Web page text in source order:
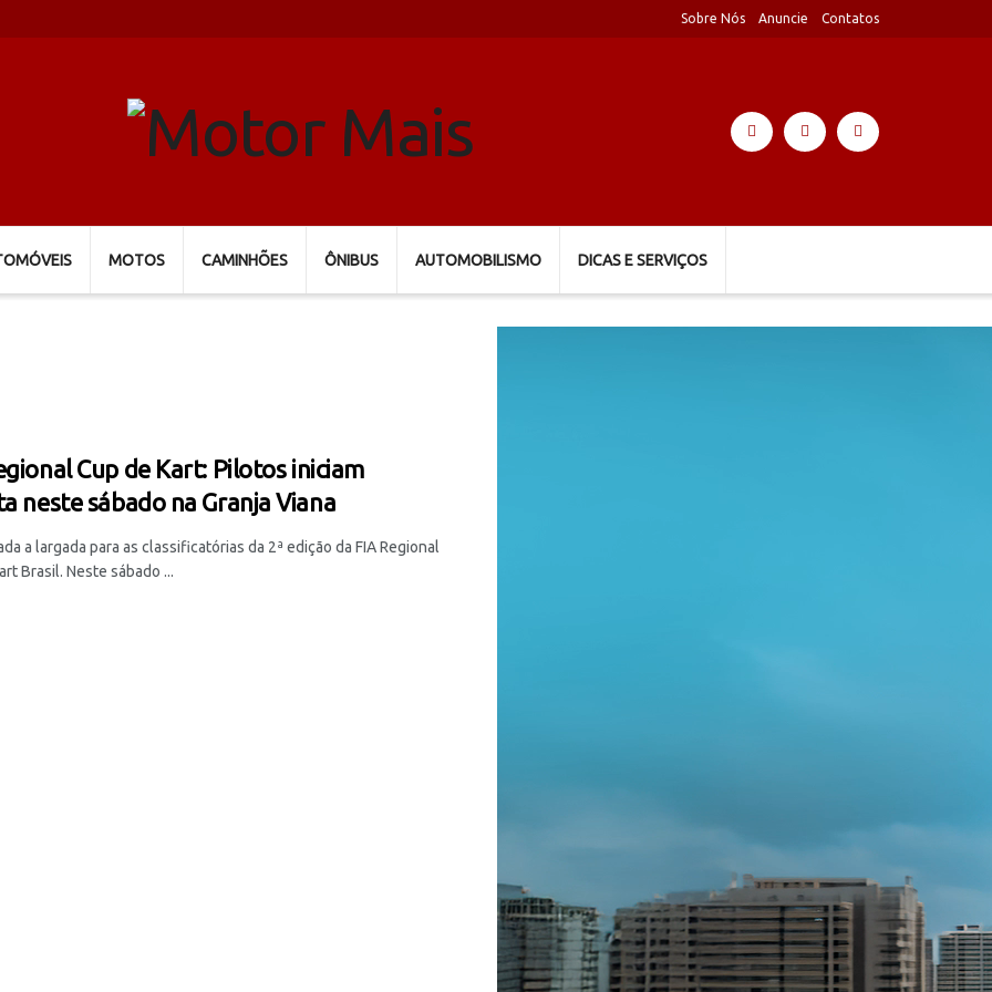
Sobre Nós Anuncie Contatos
MOTOS CAMINHÕES ÔNIBUS AUTOMOBILISMO DICAS E SERVIÇOS
Cup de Kart: Pilotos iniciam
neste sábado na Granja Viana
a largada para as classificatórias da 2ª edição da FIA Regional
Brasil. Neste sábado ...